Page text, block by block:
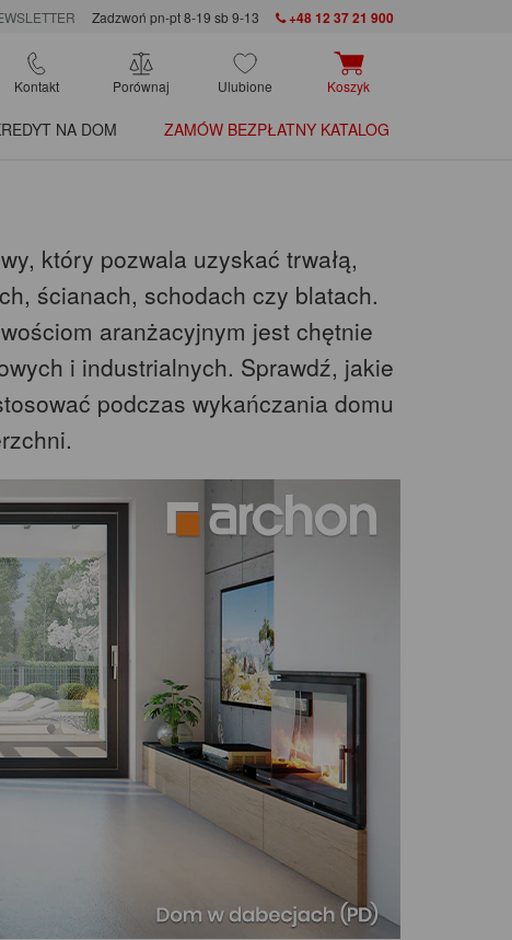
Zadzwoń pn-pt 8-19 sb 9-13 +48 12 37 21 900
Kontakt Porównaj Ulubione Koszyk
NA DOM ZAMÓW BEZPŁATNY KATALOG
który pozwala uzyskać trwałą,
ścianach, schodach czy blatach.
aranżacyjnym jest chętnie
i industrialnych. Sprawdź, jakie
podczas wykańczania domu